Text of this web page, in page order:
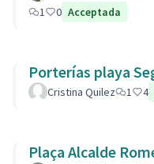
1
0 Acceptada
Porterías playa
Cristina Quilez 1 4
Plaça Alcalde